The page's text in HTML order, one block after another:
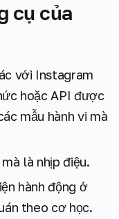
cụ của
với Instagram
hoặc API được
mẫu hành vi mà
là nhịp điệu.
hành động ở
theo cơ học.